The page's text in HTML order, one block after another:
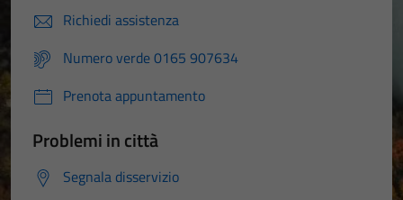
Richiedi assistenza
Numero verde 0165 907634
Prenota appuntamento
Problemi in città
Segnala disservizio